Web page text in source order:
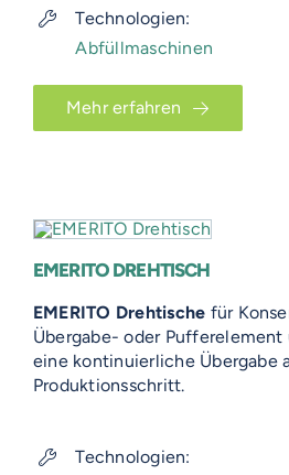
Technologien:
Abfüllmaschinen
Mehr erfahren
EMERITO DREHTISCH
EMERITO Drehtische für
Übergabe- oder
eine kontinuierliche Übergabe
Produktionsschritt.
Technologien: